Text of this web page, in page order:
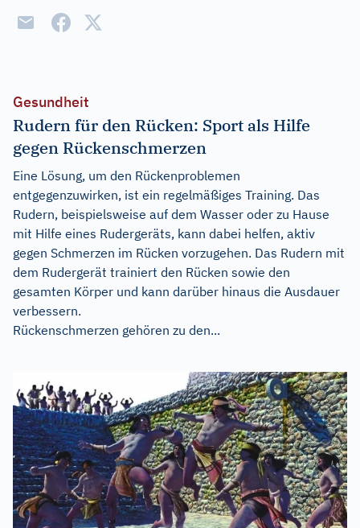
Gesundheit
Rudern für den Rücken: Sport als Hilfe
gegen Rückenschmerzen
Eine Lösung, um den Rückenproblemen
entgegenzuwirken, ist ein regelmäßiges Training. Das
Rudern, beispielsweise auf dem Wasser oder zu Hause
mit Hilfe eines Rudergeräts, kann dabei helfen, aktiv
gegen Schmerzen im Rücken vorzugehen. Das Rudern mit
dem Rudergerät trainiert den Rücken sowie den
gesamten Körper und kann darüber hinaus die Ausdauer
verbessern.
Rückenschmerzen gehören zu den...